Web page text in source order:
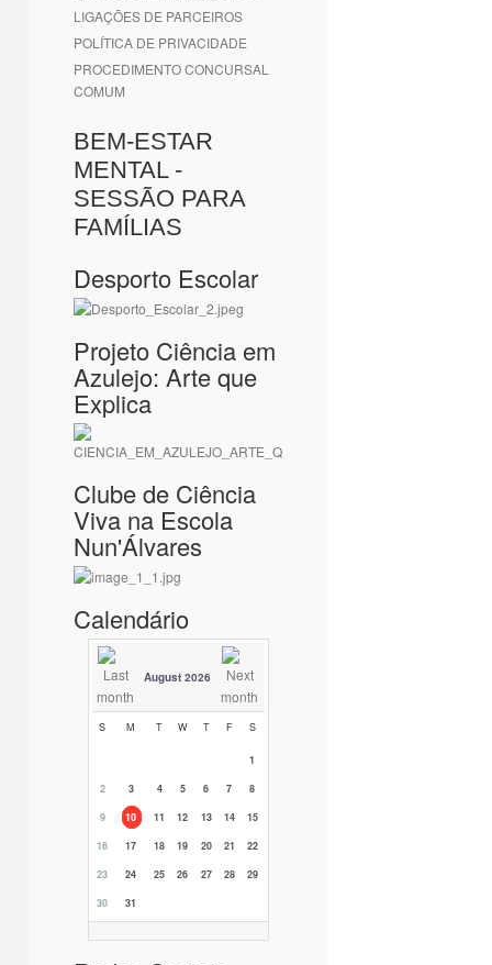
LIGAÇÕES DE PARCEIROS
POLÍTICA DE PRIVACIDADE
PROCEDIMENTO CONCURSAL
COMUM
BEM-ESTAR
MENTAL -
SESSÃO PARA
FAMÍLIAS
Desporto Escolar
Projeto Ciência em
Azulejo: Arte que
Explica
Clube de Ciência
Viva na Escola
Nun'Álvares
Calendário
August 2026
S M T W T F S
1
2
3 4 5 6 7
8
9
10 11 12 13 14
15
16
17 18 19 20 21
22
23
24 25 26 27 28
29
30
31